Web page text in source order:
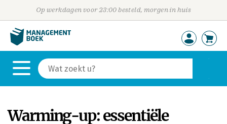
Op werkdagen voor 23:00 besteld, morgen in huis
Warming-up: essentiële